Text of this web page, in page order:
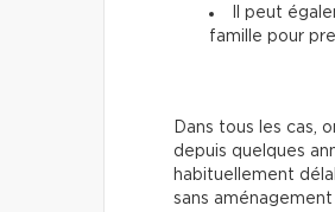
Il peut
famille pour
Dans tous les cas,
depuis quelques
habituellement
sans aménagement